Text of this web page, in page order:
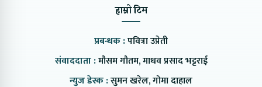
हाम्रो टिम
प्रबन्धक :पवित्रा उप्रेती
संवाददाता :मौसम गौतम, माधव प्रसाद भट्टराई
न्युज डेस्क :सुमन खरेल, गोमा दाहाल